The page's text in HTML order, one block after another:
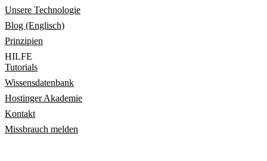
Unsere Technologie
Blog (Englisch)
Prinzipien
HILFE
Tutorials
Wissensdatenbank
Hostinger Akademie
Kontakt
Missbrauch melden